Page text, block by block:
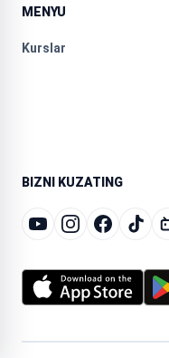
MENYU
Kurslar
BIZNI KUZATING